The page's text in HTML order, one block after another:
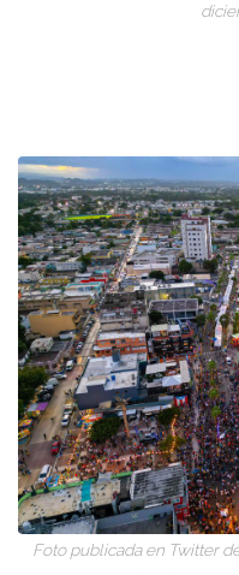
Foto publicada en Twitter